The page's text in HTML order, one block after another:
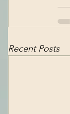
Recent Posts